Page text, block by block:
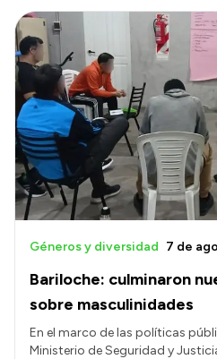
Bariloche: culminaron
sobre masculinidades
Géneros y diversidad 7 de
En el marco de las políticas
Ministerio de Seguridad y